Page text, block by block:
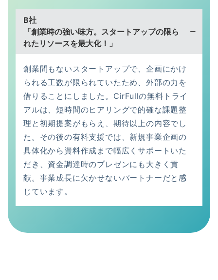
B社
「創業時の強い味方。スタートアップの限ら
れたリソースを最大化！」
創業間もないスタートアップで、企画にかけ
られる工数が限られていたため、外部の力を
借りることにしました。CirFullの無料トライ
アルは、短時間のヒアリングで的確な課題整
理と初期提案がもらえ、期待以上の内容でし
た。その後の有料支援では、新規事業企画の
具体化から資料作成まで幅広くサポートいた
だき、資金調達時のプレゼンにも大きく貢
献。事業成長に欠かせないパートナーだと感
じています。